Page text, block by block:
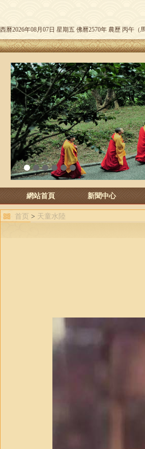
西曆2026年08月07日 星期五 佛曆2570年 農歷 丙午（
1 2 3 4 5 6
網站首頁 新聞中心
首页 > 天童水陸